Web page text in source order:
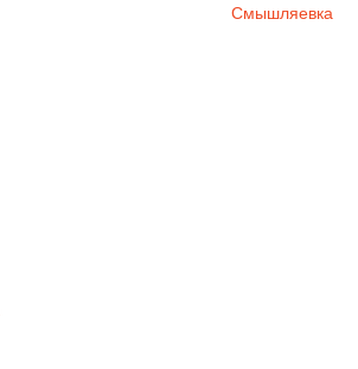
Смышляевка